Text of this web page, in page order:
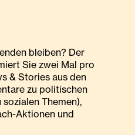
bleiben? Der
Sie zwei Mal pro
& Stories aus den
zu politischen
Themen),
Aktionen und